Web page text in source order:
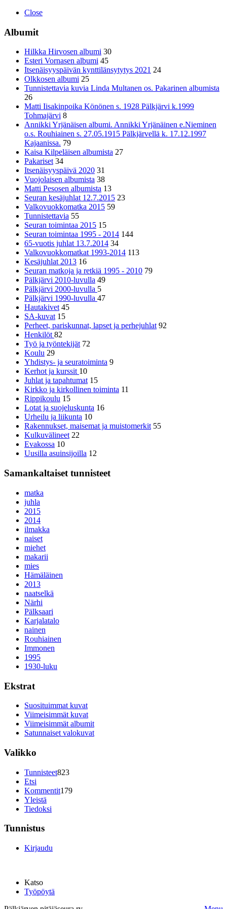
Close
Albumit
Hilkka Hirvosen albumi 30
Esteri Vornasen albumi 45
Itsenäisyyspäivän kynttilänsytytys 2021 24
Olkkosen albumi 25
Tunnistettavia kuvia Linda Multanen os. Pakarinen albumista
26
Matti Iisakinpoika Könönen s. 1928 Pälkjärvi k.1999
Tohmajärvi 8
Annikki Yrjänäisen albumi. Annikki Yrjänäinen e.Nieminen
o.s. Rouhiainen s. 27.05.1915 Pälkjärvellä k. 17.12.1997
Kajaanissa. 79
Kaisa Kilpeläisen albumista 27
Pakariset 34
Itsenäisyyspäivä 2020 31
Vuojolaisen albumista 38
Matti Pesosen albumista 13
Seuran kesäjuhlat 12.7.2015 23
Valkovuokkomatka 2015 59
Tunnistettavia 55
Seuran toimintaa 2015 15
Seuran toimintaa 1995 - 2014 144
65-vuotis juhlat 13.7.2014 34
Valkovuokkomatkat 1993-2014 113
Kesäjuhlat 2013 16
Seuran matkoja ja retkiä 1995 - 2010 79
Pälkjärvi 2010-luvulla 49
Pälkjärvi 2000-luvulla 5
Pälkjärvi 1990-luvulla 47
Hautakivet 45
SA-kuvat 15
Perheet, pariskunnat, lapset ja perhejuhlat 92
Henkilöt82
Työ ja työntekijät 72
Koulu 29
Yhdistys- ja seuratoiminta 9
Kerhot ja kurssit 10
Juhlat ja tapahtumat 15
Kirkko ja kirkollinen toiminta 11
Rippikoulu 15
Lotat ja suojeluskunta 16
Urheilu ja liikunta 10
Rakennukset, maisemat ja muistomerkit 55
Kulkuvälineet 22
Evakossa 10
Uusilla asuinsijoilla 12
Samankaltaiset tunnisteet
matka
juhla
2015
2014
ilmakka
naiset
miehet
makarii
mies
Hämäläinen
2013
naatselkä
Närhi
Pälksaari
Karjalatalo
nainen
Rouhiainen
Immonen
1995
1930-luku
Ekstrat
Suosituimmat kuvat
Viimeisimmät kuvat
Viimeisimmät albumit
Satunnaiset valokuvat
Valikko
Tunnisteet823
Etsi
Kommentit179
Yleistä
Tiedoksi
Tunnistus
Kirjaudu
Katso
Työpöytä